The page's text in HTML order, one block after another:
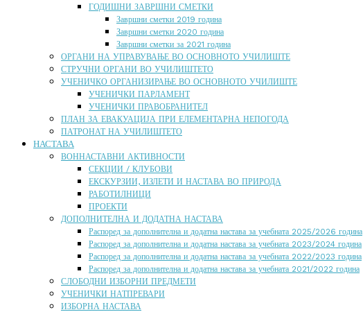
ГОДИШНИ ЗАВРШНИ СМЕТКИ
Завршни сметки 2019 година
Завршни сметки 2020 година
Завршни сметки за 2021 година
ОРГАНИ НА УПРАВУВАЊЕ ВО ОСНОВНОТО УЧИЛИШТЕ
СТРУЧНИ ОРГАНИ ВО УЧИЛИШТЕТО
УЧЕНИЧКО ОРГАНИЗИРАЊЕ ВО ОСНОВНОТО УЧИЛИШТЕ
УЧЕНИЧКИ ПАРЛАМЕНТ
УЧЕНИЧКИ ПРАВОБРАНИТЕЛ
ПЛАН ЗА ЕВАКУАЦИЈА ПРИ ЕЛЕМЕНТАРНА НЕПОГОДА
ПАТРОНАТ НА УЧИЛИШТЕТО
НАСТАВА
ВОННАСТАВНИ АКТИВНОСТИ
СЕКЦИИ / КЛУБОВИ
ЕКСКУРЗИИ, ИЗЛЕТИ И НАСТАВА ВО ПРИРОДА
РАБОТИЛНИЦИ
ПРОЕКТИ
ДОПОЛНИТЕЛНА И ДОДАТНА НАСТАВА
Распоред за дополнителна и додатна настава за учебната 2025/2026 година
Распоред за дополнителна и додатна настава за учебната 2023/2024 година
Распоред за дополнителна и додатна настава за учебната 2022/2023 година
Распоред за дополнителна и додатна настава за учебната 2021/2022 година
СЛОБОДНИ ИЗБОРНИ ПРЕДМЕТИ
УЧЕНИЧКИ НАТПРЕВАРИ
ИЗБОРНА НАСТАВА